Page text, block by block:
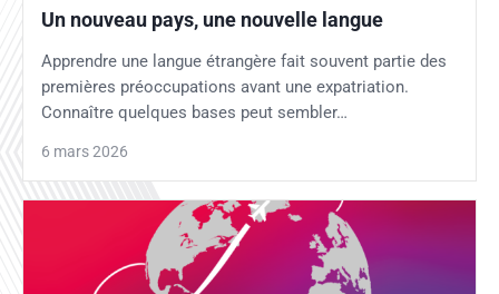
Un nouveau pays, une nouvelle langue
Apprendre une langue étrangère fait souvent partie des
premières préoccupations avant une expatriation.
Connaître quelques bases peut sembler…
6 mars 2026